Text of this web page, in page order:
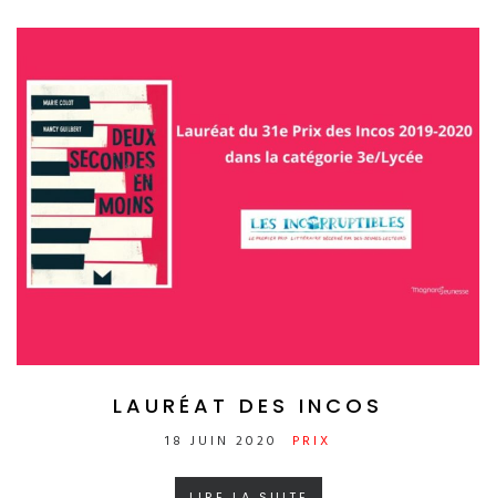
LAURÉAT DES INCOS
18 JUIN 2020 PRIX